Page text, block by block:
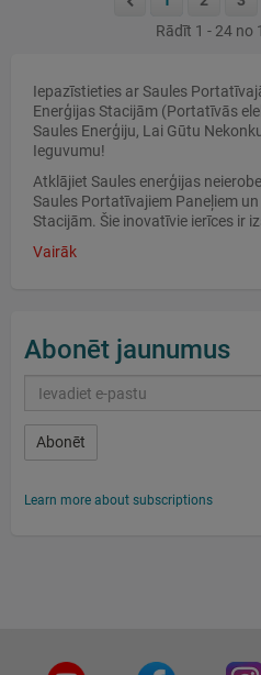
Rādīt 1 - 24 no
Iepazīstieties ar Saules
Enerģijas Stacijām (Portatīvās
Saules Enerģiju, Lai Gūtu
Ieguvumu!
Atklājiet Saules enerģijas
Saules Portatīvajiem Paneļiem
Stacijām. Šie inovatīvie ierīces ir
Vairāk
Abonēt jaunumus
Abonēt
Learn more about subscriptions